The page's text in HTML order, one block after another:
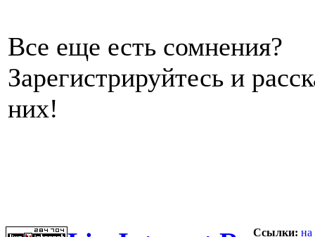
Все еще есть сомнения?
Зарегистрируйтесь и
них!
Ссылки: на